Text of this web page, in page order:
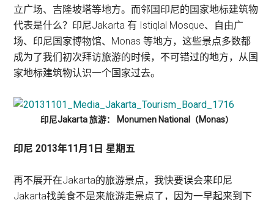
立广场、吉隆坡塔等地方。而邻国印尼的国家地标建筑物
代表是什么？印尼Jakarta 有 Istiqlal Mosque、自由广
场、印尼国家博物馆、Monas 等地方，这些景点多数都
成为了我们初次拜访旅游的时候，不可错过的地方，从国
家地标建筑物认识一个国家过去。
印尼Jakarta 旅游： Monumen National（Monas）
印尼 2013年11月1日 星期五
再不展开在Jakarta的旅游景点，我快要误会来印尼
Jakarta找美食不是来旅游走景点了，因为一早起来到下